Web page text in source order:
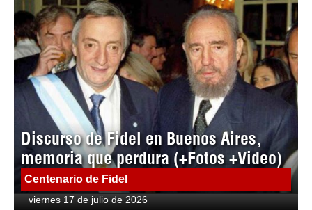
Discurso de Fidel en Buenos Aires,
memoria que perdura (+Fotos +Video)
Centenario de Fidel
viernes 17 de julio de 2026